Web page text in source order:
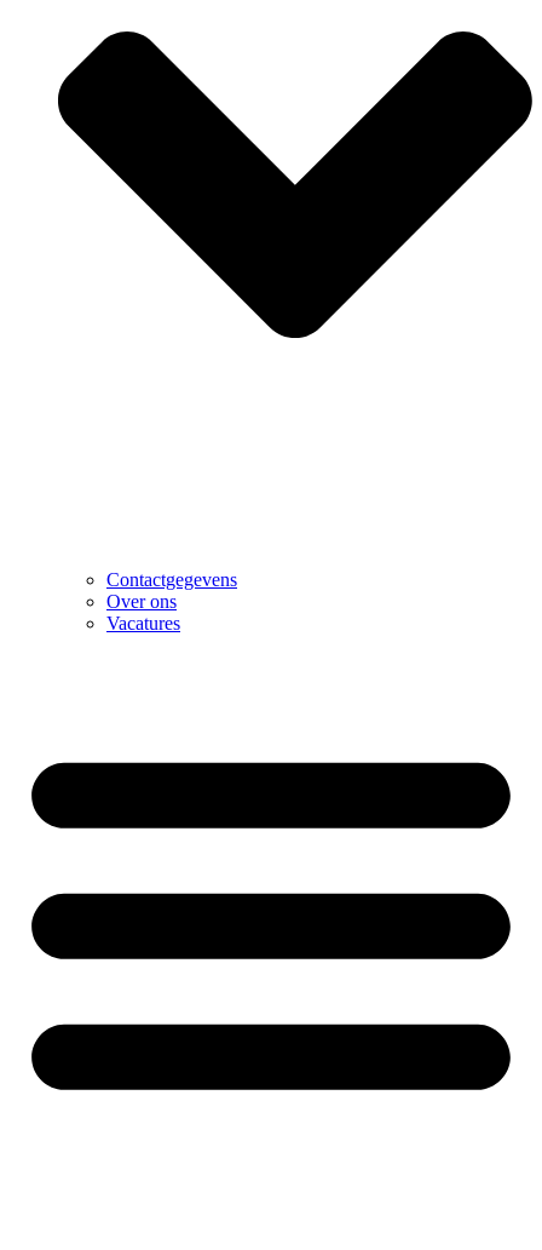
Contactgegevens
Over ons
Vacatures